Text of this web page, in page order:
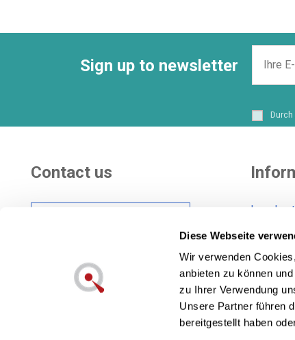
Diese Webseite
Wir verwenden
anbieten zu können
zu Ihrer Verwendung
Unsere Partner führen
bereitgestellt haben
Sign up to newsletter
Contact us
Also in social networks:
Legal
Cookies
Privacy